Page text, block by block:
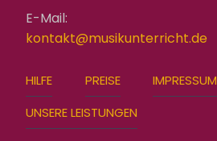
E-Mail:
kontakt@musikunterricht.de
FOOTER
MENU
HILFE PREISE IMPRESSUM
UNSERE LEISTUNGEN